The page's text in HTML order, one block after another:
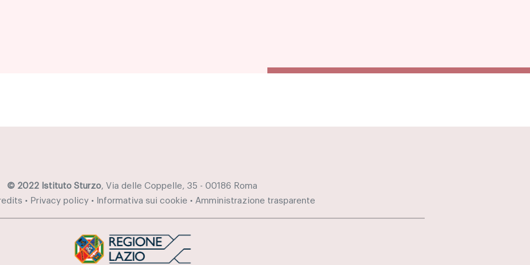
© 2022 Istituto Sturzo, Via delle Coppelle, 35 - 00186 Roma
• Privacy policy• Informativa sui cookie • Amministrazione trasparente